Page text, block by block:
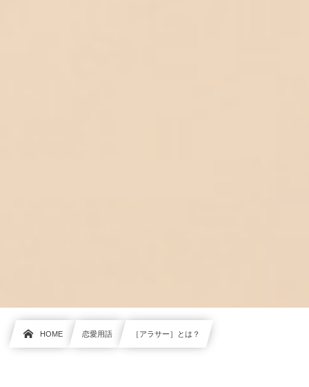
HOME 恋愛用語 ［アラサー］とは？